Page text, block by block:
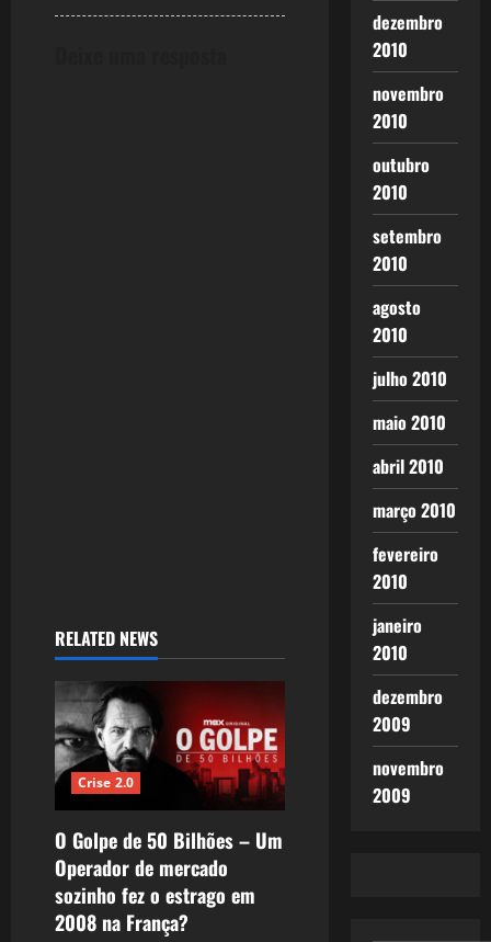
RELATED NEWS
Crise 2.0
O Golpe de 50 Bilhões – Um
Operador de mercado
sozinho fez o estrago em
2008 na França?
dezembro
2010
novembro
2010
outubro
2010
setembro
2010
agosto
2010
julho 2010
maio 2010
abril 2010
março 2010
fevereiro
2010
janeiro
2010
dezembro
2009
novembro
2009